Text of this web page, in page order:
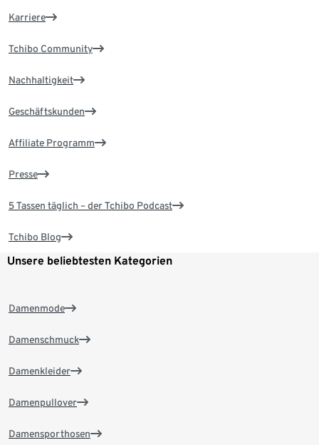
Karriere
Tchibo Community
Nachhaltigkeit
Geschäftskunden
Affiliate Programm
Presse
5 Tassen täglich – der Tchibo Podcast
Tchibo Blog
Unsere beliebtesten Kategorien
Damenmode
Damenschmuck
Damenkleider
Damenpullover
Damensporthosen